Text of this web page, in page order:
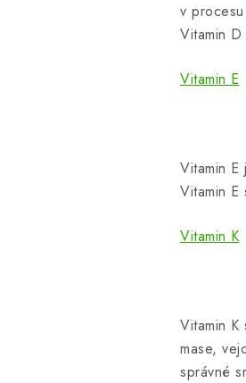
v
Vitamin
Vitamin E
Vitamin
Vitamin
Vitamin K
Vitamin
mase,
správné